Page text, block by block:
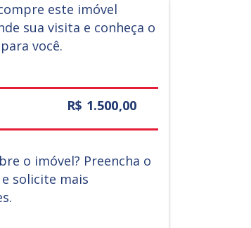
este imóvel
sua visita e conheça o
você.
R$ 1.500,00
o imóvel? Preencha o
solicite mais